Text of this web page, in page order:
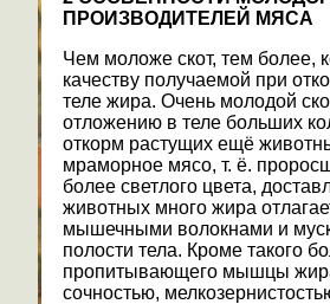
ПРОИЗВОДИТЕЛЕЙ МЯСА
Чем моложе скот, тем более,
качеству получаемой при
теле жира. Очень молодой
отложению в теле больших
откорм растущих ещё
мраморное мясо, т. ё.
более светлого цвета,
животных много жира
мышечными волокнами и
полости тела. Кроме такого
пропитывающего мышцы
сочностью,